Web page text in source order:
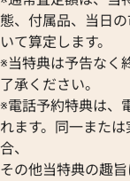
態、付属品、当日
いて算定します。
※当特典は予告なく
了承ください。
※電話予約特典は、
れます。同一また
合、
その他当特典の趣